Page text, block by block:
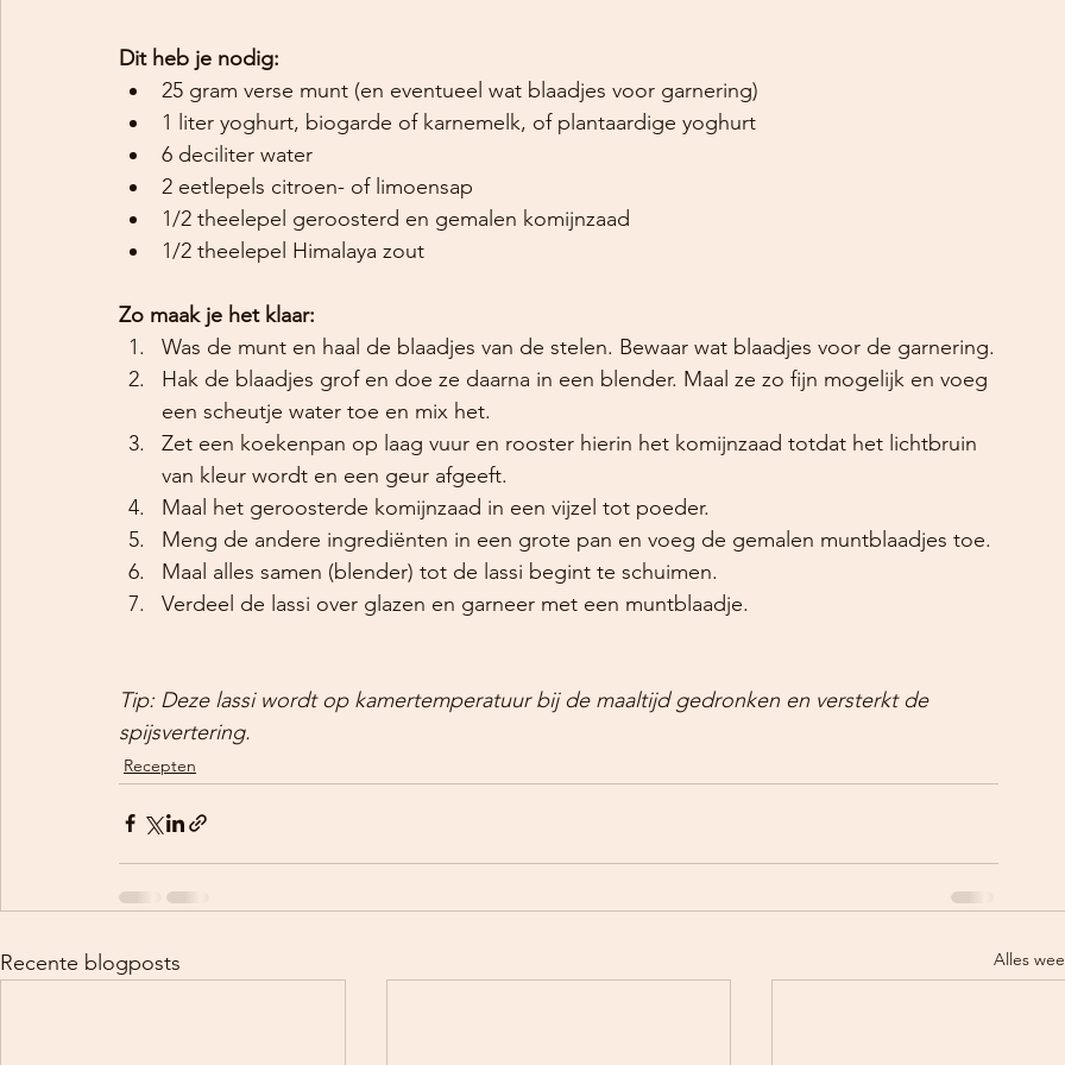
Dit heb je nodig:
25 gram verse munt (en eventueel wat blaadjes voor garnering)
1 liter yoghurt, biogarde of karnemelk, of plantaardige yoghurt
6 deciliter water
2 eetlepels citroen- of limoensap
1/2 theelepel geroosterd en gemalen komijnzaad
1/2 theelepel Himalaya zout
Zo maak je het klaar:
Was de munt en haal de blaadjes van de stelen. Bewaar wat blaadjes voor de garnering.
Hak de blaadjes grof en doe ze daarna in een blender. Maal ze zo fijn mogelijk en voeg
een scheutje water toe en mix het.
Zet een koekenpan op laag vuur en rooster hierin het komijnzaad totdat het lichtbruin
van kleur wordt en een geur afgeeft.
Maal het geroosterde komijnzaad in een vijzel tot poeder.
Meng de andere ingrediënten in een grote pan en voeg de gemalen muntblaadjes toe.
Maal alles samen (blender) tot de lassi begint te schuimen.
Verdeel de lassi over glazen en garneer met een muntblaadje.
Tip: Deze lassi wordt op kamertemperatuur bij de maaltijd gedronken en versterkt de
spijsvertering.
Recepten
Recente blogposts Alles